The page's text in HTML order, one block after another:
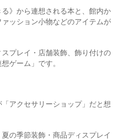
》から連想される本と、館内か
ッション小物などのアイテムが
プレイ・店舗装飾、飾り付けの
ゲーム」です。
アクセサリーショップ」だと想
の季節装飾・商品ディスプレイ